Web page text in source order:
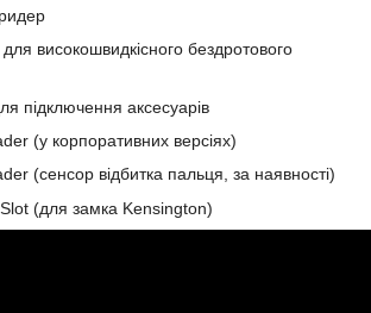
високошвидкісного бездротового
підключення аксесуарів
(у корпоративних версіях)
(сенсор відбитка пальця, за наявності)
(для замка Kensington)